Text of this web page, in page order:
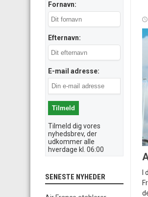
Fornavn:
Efternavn:
E-mail adresse:
Tilmeld dig vores
nyhedsbrev, der
udkommer alle
hverdage kl. 06:00
SENESTE NYHEDER